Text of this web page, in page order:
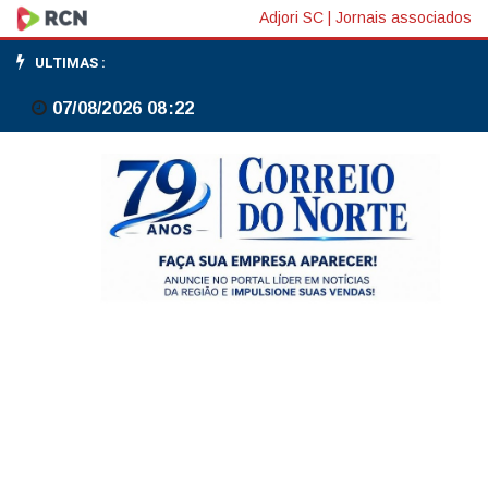
Bancos
centrais
do
mundo
podem
Adjori SC Jornais associados
ULTIMAS :
07/08/2026 08:22